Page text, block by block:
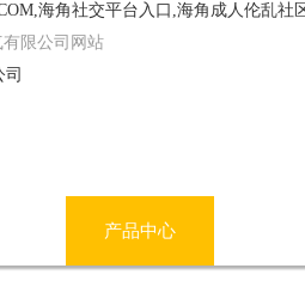
海角社交平台入口,海角成人伦乱社
限公司网站
产品中心